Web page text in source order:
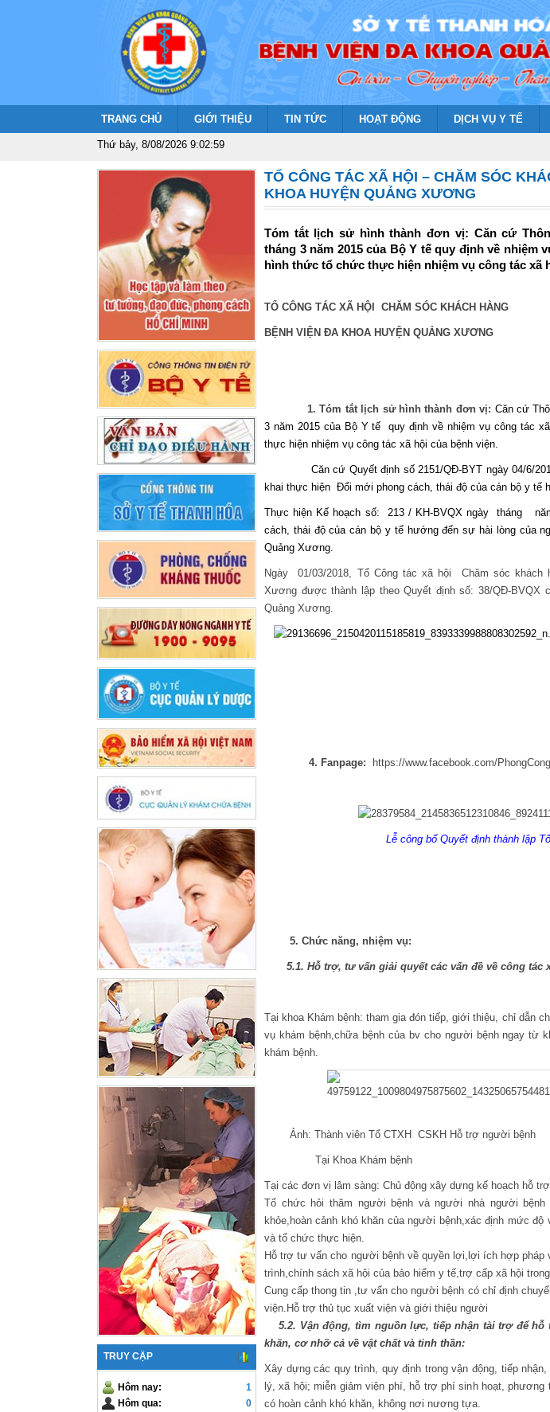
TRANG CHỦ GIỚI THIỆU TIN TỨC HOẠT ĐỘNG DỊCH VỤ Y TẾ
Thứ bảy, 8/08/2026 9:03:00
TRUY CẬP
Hôm nay:
1
Hôm qua:
0
TỔ CÔNG TÁC XÃ HỘI – CHĂM SÓC
KHOA HUYỆN QUẢNG XƯƠNG
Tóm tắt lịch sử hình thành đơn vị: Căn cứ
tháng 3 năm 2015 của Bộ Y tế quy định về nhiệm
hình thức tổ chức thực hiện nhiệm vụ công tác xã
TỔ CÔNG TÁC XÃ HỘI  CHĂM SÓC KHÁCH HÀNG
BỆNH VIỆN ĐA KHOA HUYỆN QUẢNG XƯƠNG
1. Tóm tắt lịch sử hình thành đơn vị: Căn cứ
3 năm 2015 của Bộ Y tế
quy định về nhiệm vụ công tác
thực hiện nhiệm vụ công tác xã hội của bệnh viện.
Căn cứ Quyết định số 2151/QĐ-BYT ngày 04/6/
khai thực hiện  Đổi mới phong cách, thái độ của cán bộ y tế
Thực hiện Kế hoạch số: 213 / KH-BVQX ngày tháng
cách, thái độ của cán bộ y tế hướng đến sự hài lòng của
Quảng Xương.
Ngày 01/03/2018, Tổ Công tác xã hội  Chăm sóc khách
Xương được thành lập theo Quyết định số: 38/QĐ-BVQX
Quảng Xương.
4. Fanpage: https://www.facebook.com/
Lễ công bố Quyết định thành lập
5. Chức năng, nhiệm vụ:
5.1. Hỗ trợ, tư vấn giải quyết các vấn đề về công tác
Tại khoa Khám bệnh: tham gia đón tiếp, giới thiệu, chỉ dẫn
vụ khám bệnh,chữa bệnh của bv cho người bệnh ngay từ
khám bệnh.
Ảnh: Thành viên Tổ CTXH  CSKH Hỗ trợ người bệnh
Tại Khoa Khám bệnh
Tại các đơn vị lâm sàng: Chủ động xây dựng kế hoạch hỗ
Tổ chức hỏi thăm người bệnh và người nhà người
khỏe,hoàn cảnh khó khăn của người bệnh,xác định mức
và tổ chức thực hiện.
Hỗ trợ tư vấn cho người bệnh về quyền lợi,lợi ích hợp
trình,chính sách xã hội của bảo hiểm y tế,trợ cấp xã hội
Cung cấp thong tin ,tư vấn cho người bệnh có chỉ định
viện.Hỗ trợ thủ tục xuất viện và giới thiệu người
5.2. Vận động, tìm nguồn lực, tiếp nhận tài trợ để hỗ
khăn, cơ nhỡ cả về vật chất và tinh thần:
Xây dựng các quy trình, quy định trong vận động, tiếp
lý, xã hội; miễn giảm viện phí, hỗ trợ phí sinh hoạt,
có hoàn cảnh khó khăn, không nơi nương tựa.